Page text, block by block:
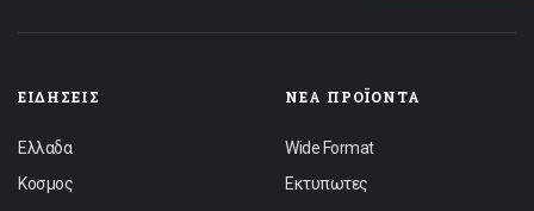
ΕΙΔΉΣΕΙΣ
Ελλαδα
Κοσμος
ΝΈΑ ΠΡΟΪΌΝΤΑ
Wide Format
Εκτυπωτες